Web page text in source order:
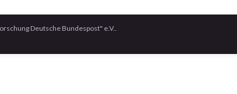
Deutsche Bundespost" e.V..